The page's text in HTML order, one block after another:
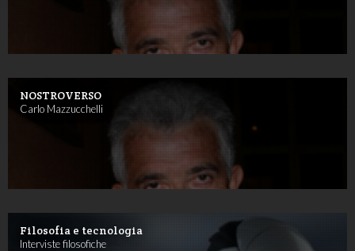
NOSTROVERSO
Carlo Mazzucchelli
Filosofia e tecnologia
Interviste filosofiche